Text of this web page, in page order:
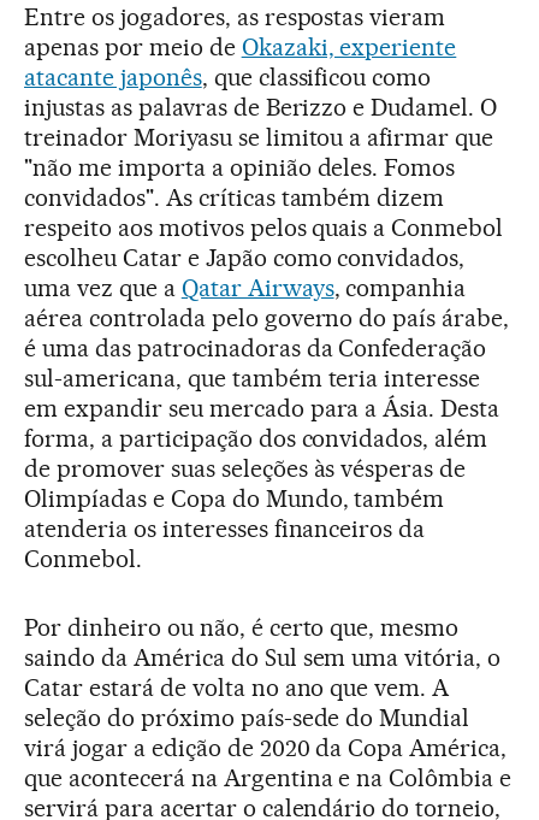
Entre os jogadores, as respostas vieram
apenas por meio de Okazaki, experiente
atacante japonês, que classificou como
injustas as palavras de Berizzo e Dudamel. O
treinador Moriyasu se limitou a afirmar que
"não me importa a opinião deles. Fomos
convidados". As críticas também dizem
respeito aos motivos pelos quais a Conmebol
escolheu Catar e Japão como convidados,
uma vez que a Qatar Airways, companhia
aérea controlada pelo governo do país árabe,
é uma das patrocinadoras da Confederação
sul-americana, que também teria interesse
em expandir seu mercado para a Ásia. Desta
forma, a participação dos convidados, além
de promover suas seleções às vésperas de
Olimpíadas e Copa do Mundo, também
atenderia os interesses financeiros da
Conmebol.
Por dinheiro ou não, é certo que, mesmo
saindo da América do Sul sem uma vitória, o
Catar estará de volta no ano que vem. A
seleção do próximo país-sede do Mundial
virá jogar a edição de 2020 da Copa América,
que acontecerá na Argentina e na Colômbia e
servirá para acertar o calendário do torneio,